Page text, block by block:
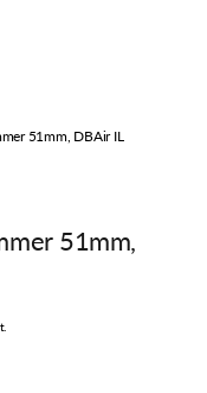
51mm, DBAir IL
51mm,